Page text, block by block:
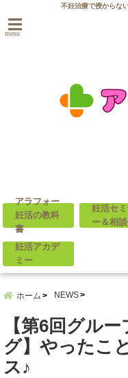
不妊治療で授からな
menu
アラフォー
妊活の教科
書
妊活セ
ー＆相
妊活アカデ
ミー
ホーム NEWS
【第6回グル
グ】やったこ
ス♪